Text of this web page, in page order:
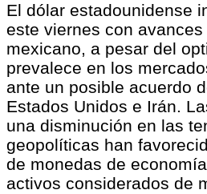
El dólar estadounidense
este viernes con
mexicano, a pesar del
prevalece en los
ante un posible acuerdo
Estados Unidos e Irán.
una disminución en las
geopolíticas han
de monedas de
activos considerados de